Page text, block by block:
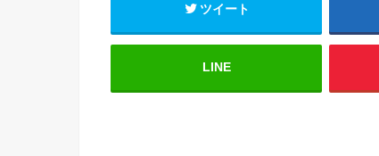
ツイート
LINE